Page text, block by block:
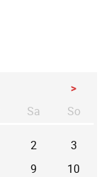
>
Sa mstagSo
2
3
9
10